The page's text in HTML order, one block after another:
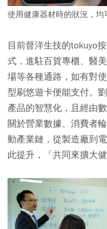
使用健康器材時的狀況，均
目前督洋生技的tokuyo
式，進駐百貨專櫃、醫
場等各種通路，如有對
型刷悠遊卡便能支付。
產品的智慧化，且經由
關於營業數據、消費者
動產業鏈，從製造廠到
此提升，「共同來擴大健